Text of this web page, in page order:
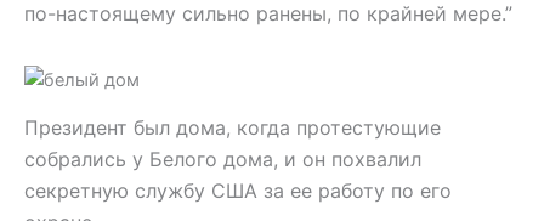
по-настоящему сильно ранены, по крайней мере.”
Президент был дома, когда протестующие
собрались у Белого дома, и он похвалил
секретную службу США за ее работу по его